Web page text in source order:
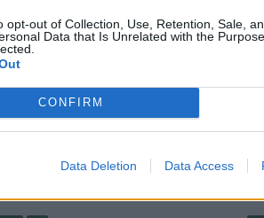
opt-out of Collection, Use, Retention, Sale,
Data that Is Unrelated with the
CONFIRM
Data Deletion Data Access
Sinoptikai atsakė, kokiais
Žinios | Orai